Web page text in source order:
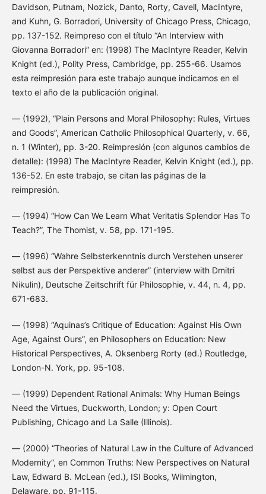
Davidson, Putnam, Nozick, Danto, Rorty, Cavell, MacIntyre,
and Kuhn, G. Borradori, University of Chicago Press, Chicago,
pp. 137-152. Reimpreso con el título “An Interview with
Giovanna Borradori” en: (1998) The MacIntyre Reader, Kelvin
Knight (ed.), Polity Press, Cambridge, pp. 255-66. Usamos
esta reimpresión para este trabajo aunque indicamos en el
texto el año de la publicación original.
— (1992), “Plain Persons and Moral Philosophy: Rules, Virtues
and Goods”, American Catholic Philosophical Quarterly, v. 66,
n. 1 (Winter), pp. 3-20. Reimpresión (con algunos cambios de
detalle): (1998) The MacIntyre Reader, Kelvin Knight (ed.), pp.
136-52. En este trabajo, se citan las páginas de la
reimpresión.
— (1994) “How Can We Learn What Veritatis Splendor Has To
Teach?”, The Thomist, v. 58, pp. 171-195.
— (1996) “Wahre Selbsterkenntnis durch Verstehen unserer
selbst aus der Perspektive anderer” (interview with Dmitri
Nikulin), Deutsche Zeitschrift für Philosophie, v. 44, n. 4, pp.
671-683.
— (1998) “Aquinas’s Critique of Education: Against His Own
Age, Against Ours”, en Philosophers on Education: New
Historical Perspectives, A. Oksenberg Rorty (ed.) Routledge,
London-N. York, pp. 95-108.
— (1999) Dependent Rational Animals: Why Human Beings
Need the Virtues, Duckworth, London; y: Open Court
Publishing, Chicago and La Salle (Illinois).
— (2000) “Theories of Natural Law in the Culture of Advanced
Modernity”, en Common Truths: New Perspectives on Natural
Law, Edward B. McLean (ed.), ISI Books, Wilmington,
Delaware, pp. 91-115.